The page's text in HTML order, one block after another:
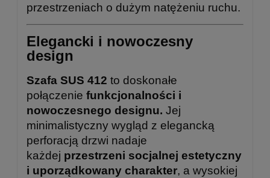
przestrzeniach o dużym natężeniu ruchu.
Elegancki i nowoczesny
design
Szafa SUS 412 to doskonałe
połączenie funkcjonalności i
nowoczesnego designu. Jej
minimalistyczny wygląd z elegancką
perforacją drzwi nadaje
każdej przestrzeni socjalnej estetyczny
i uporządkowany charakter, a wysokiej